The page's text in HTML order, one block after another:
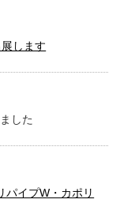
します
した
パイプW・カポリ